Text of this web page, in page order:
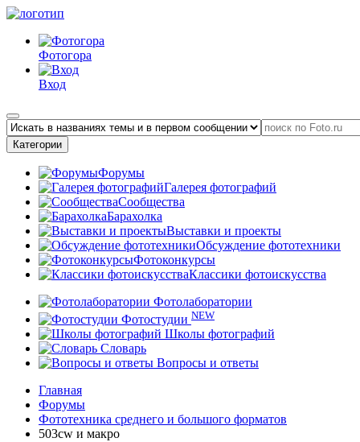
Фотогора
Вход
Категории
Форумы
Галерея фотографий
Сообщества
Барахолка
Выставки и проекты
Обсуждение фототехники
Фотоконкурсы
Классики фотоискусства
Фотолаборатории
Фотостудии NEW
Школы фотографий
Словарь
Вопросы и ответы
Главная
Форумы
Фототехника среднего и большого форматов
503cw и макро